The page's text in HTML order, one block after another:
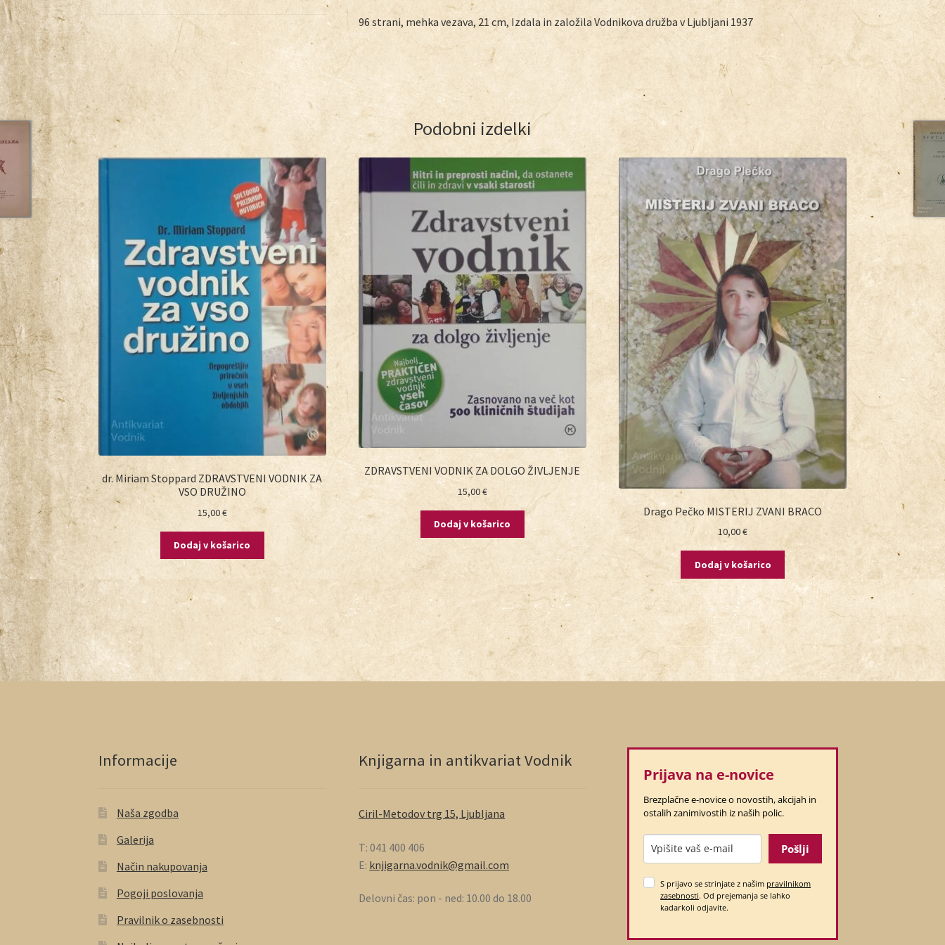
96 strani, mehka vezava, 21 cm, Izdala in založila Vodnikova družba v Ljubljani 1937
Podobni izdelki
dr. Miriam Stoppard ZDRAVSTVENI VODNIK ZA
VSO DRUŽINO
15,00€
Dodaj v košarico
ZDRAVSTVENI VODNIK ZA DOLGO ŽIVLJENJE
15,00€
Dodaj v košarico
Drago Pečko MISTERIJ ZVANI BRACO
10,00€
Dodaj v košarico
Informacije
Naša zgodba
Galerija
Način nakupovanja
Pogoji poslovanja
Pravilnik o zasebnosti
Knjigarna in antikvariat Vodnik
Ciril-Metodov trg 15, Ljubljana
T: 041 400 406
E: knjigarna.vodnik@gmail.com
Delovni čas: pon - ned: 10.00 do 18.00
Prijava na e-novice
Brezplačne e-novice o novostih, akcijah in
ostalih zanimivostih iz naših polic.
Pošlji
S prijavo se strinjate z našim pravilnikom
zasebnosti. Od prejemanja se lahko
kadarkoli odjavite.